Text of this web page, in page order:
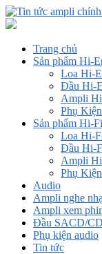
Trang chủ
Sản phẩm Hi-
Loa Hi-
Đầu Hi-
Ampli
Phụ
Sản phẩm Hi-Fi
Loa Hi-
Đầu Hi-
Ampli
Phụ
Audio
Ampli nghe
Ampli xem
Đầu SACD/CD
Phụ kiện audio
Tin tức